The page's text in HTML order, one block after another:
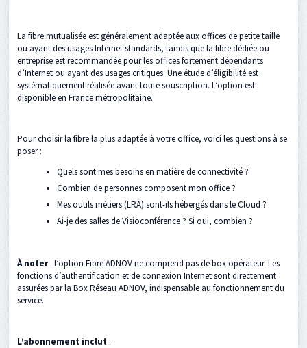
La fibre mutualisée est généralement adaptée aux offices de petite taille
ou ayant des usages Internet standards, tandis que la fibre dédiée ou
entreprise est recommandée pour les offices fortement dépendants
d’Internet ou ayant des usages critiques. Une étude d’éligibilité est
systématiquement réalisée avant toute souscription. L’option est
disponible en France métropolitaine.
Pour choisir la fibre la plus adaptée à votre office, voici les questions à se
poser :
Quels sont mes besoins en matière de connectivité ?
Combien de personnes composent mon office ?
Mes outils métiers (LRA) sont-ils hébergés dans le Cloud ?
Ai-je des salles de Visioconférence ? Si oui, combien ?
À noter: l’option Fibre ADNOV ne comprend pas de box opérateur. Les
fonctions d’authentification et de connexion Internet sont directement
assurées par la Box Réseau ADNOV, indispensable au fonctionnement du
service.
L’abonnement inclut :